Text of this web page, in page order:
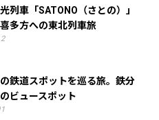
列車「SATONO（さとの）」
多方への東北列車旅
鉄道スポットを巡る旅。鉄分
ビュースポット